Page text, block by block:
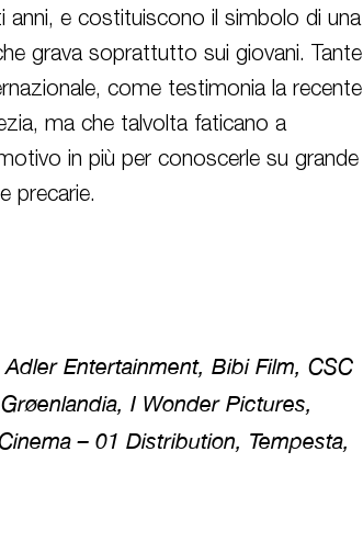
e costituiscono il simbolo di una
grava soprattutto sui giovani. Tante
come testimonia la recente
ma che talvolta faticano a
in più per conoscerle su grande
precarie.
Entertainment, Bibi Film, CSC
I Wonder Pictures,
– 01 Distribution, Tempesta,